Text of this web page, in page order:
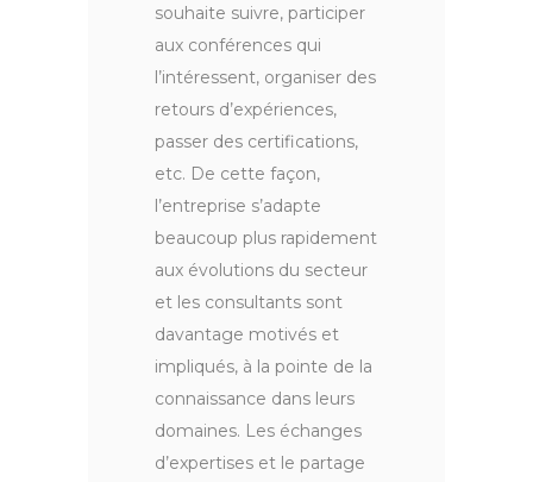
souhaite suivre, participer
aux conférences qui
l’intéressent, organiser des
retours d’expériences,
passer des certifications,
etc. De cette façon,
l’entreprise s’adapte
beaucoup plus rapidement
aux évolutions du secteur
et les consultants sont
davantage motivés et
impliqués, à la pointe de la
connaissance dans leurs
domaines. Les échanges
d’expertises et le partage